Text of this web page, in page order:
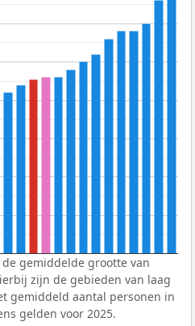
gemiddelde grootte van
zijn de gebieden van laag
gemiddeld aantal personen in
gelden voor 2025.